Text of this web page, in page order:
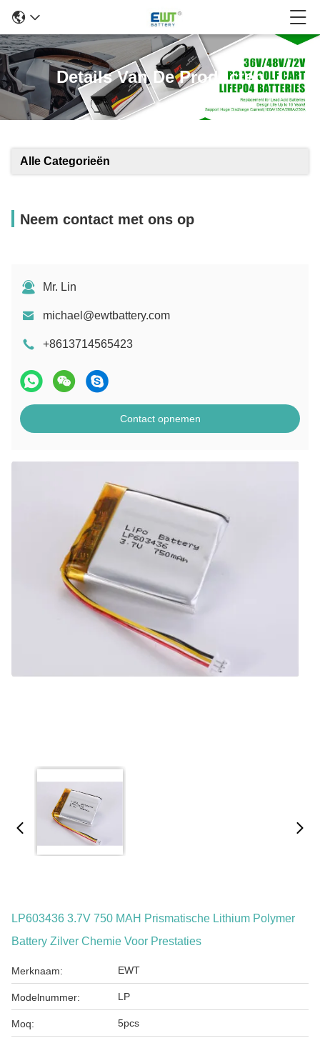
Details Van De Producten
Alle Categorieën
Neem contact met ons op
Mr. Lin
michael@ewtbattery.com
+8613714565423
Contact opnemen
LP603436 3.7V 750 MAH Prismatische Lithium Polymer
Battery Zilver Chemie Voor Prestaties
Merknaam: EWT
Modelnummer: LP
Moq: 5pcs